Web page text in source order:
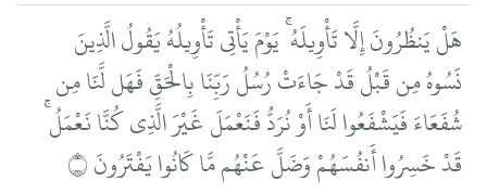
هَلْ يَنظُرُونَ إِلَّا تَأْوِيلَهُ ۚ يَوْمَ يَأْتِي تَأْوِيلُهُ يَقُولُ الَّذِينَ
نَسُوهُ مِن قَبْلُ قَدْ جَاءَتْ رُسُلُ رَبِّنَا بِالْحَقِّ فَهَل لَّنَا مِن
شُفَعَاءَ فَيَشْفَعُوا لَنَا أَوْ نُرَدُّ فَنَعْمَلَ غَيْرَ الَّذِي كُنَّا نَعْمَلُ ۚ
قَدْ خَسِرُوا أَنفُسَهُمْ وَضَلَّ عَنْهُم مَّا كَانُوا يَفْتَرُونَ ۝